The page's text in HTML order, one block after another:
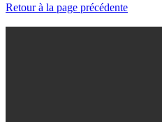
Retour à la page précédente